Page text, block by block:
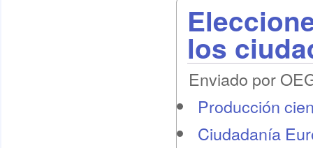
los
Enviado por
Producción
Ciudadanía